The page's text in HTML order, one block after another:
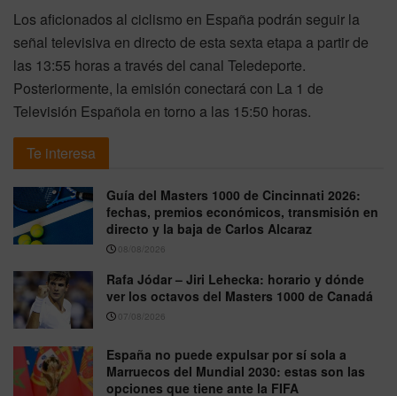
Los aficionados al ciclismo en España podrán seguir la
señal televisiva en directo de esta sexta etapa a partir de
las 13:55 horas a través del canal Teledeporte.
Posteriormente, la emisión conectará con La 1 de
Televisión Española en torno a las 15:50 horas.
Te interesa
Guía del Masters 1000 de Cincinnati 2026:
fechas, premios económicos, transmisión en
directo y la baja de Carlos Alcaraz
08/08/2026
Rafa Jódar – Jiri Lehecka: horario y dónde
ver los octavos del Masters 1000 de Canadá
07/08/2026
España no puede expulsar por sí sola a
Marruecos del Mundial 2030: estas son las
opciones que tiene ante la FIFA